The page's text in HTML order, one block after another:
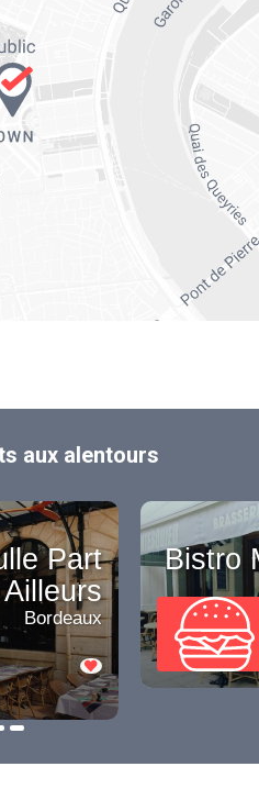
aux alentours
Part
Ailleurs
Bordeaux
Bistro